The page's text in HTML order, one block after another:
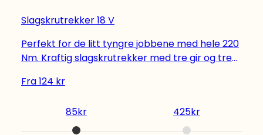
Slagskrutrekker 18 V
Perfekt for de litt tyngre jobbene med hele 220
Nm. Kraftig slagskrutrekker med tre gir og tre
denne slagskrutrekkeren er det utrolig høye
at den kan brukes til skikkelig grove skruer og
krevende monteringsoppgaver. Tre gir –
Fra124 kr
85kr 425kr